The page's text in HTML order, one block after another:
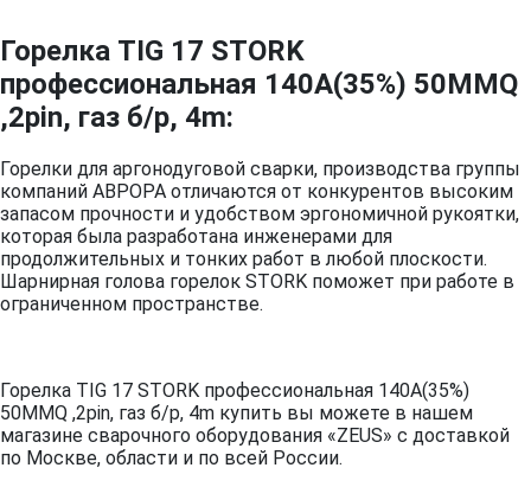
Горелка TIG 17 STORK
профессиональная 140A(35%) 50MMQ
,2pin, газ б/р, 4m:
Горелки для аргонодуговой сварки, производства группы
компаний АВРОРА отличаются от конкурентов высоким
запасом прочности и удобством эргономичной рукоятки,
которая была разработана инженерами для
продолжительных и тонких работ в любой плоскости.
Шарнирная голова горелок STORK поможет при работе в
ограниченном пространстве.
Горелка TIG 17 STORK профессиональная 140A(35%)
50MMQ ,2pin, газ б/р, 4m купить вы можете в нашем
магазине сварочного оборудования «ZEUS» с доставкой
по Москве, области и по всей России.